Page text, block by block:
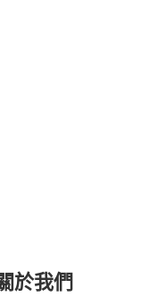
於我們